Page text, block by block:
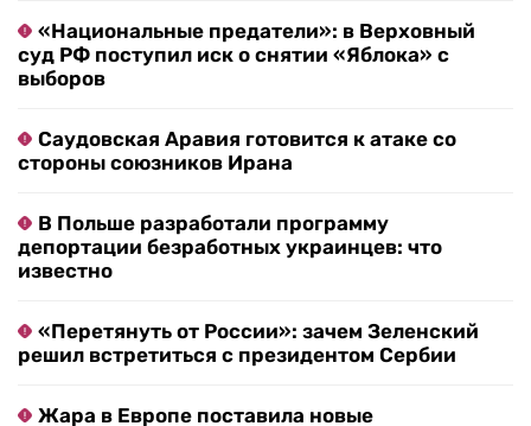
«Национальные предатели»: в Верховный
суд РФ поступил иск о снятии «Яблока» с
выборов
Саудовская Аравия готовится к атаке со
стороны союзников Ирана
В Польше разработали программу
депортации безработных украинцев: что
известно
«Перетянуть от России»: зачем Зеленский
решил встретиться с президентом Сербии
Жара в Европе поставила новые